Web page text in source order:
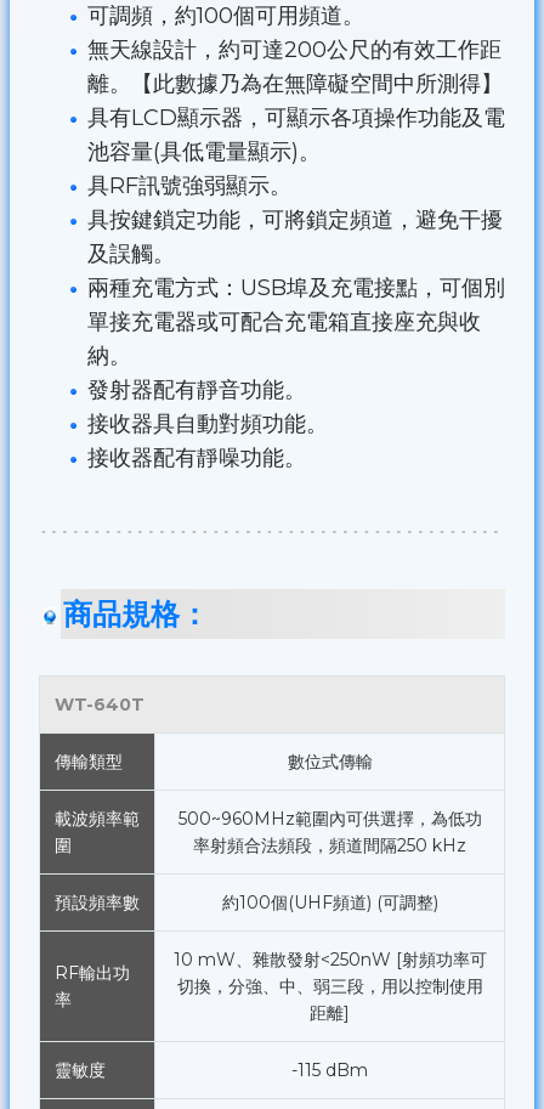
可調頻，約100個可用頻道。
無天線設計，約可達200公尺的有效工作距
離。【此數據乃為在無障礙空間中所測得】
具有LCD顯示器，可顯示各項操作功能及電
池容量(具低電量顯示)。
具RF訊號強弱顯示。
具按鍵鎖定功能，可將鎖定頻道，避免干擾
及誤觸。
兩種充電方式：USB埠及充電接點，可個別
單接充電器或可配合充電箱直接座充與收
納。
發射器配有靜音功能。
接收器具自動對頻功能。
接收器配有靜噪功能。
商品規格：
WT-640T
傳輸類型 數位式傳輸
載波頻率範
圍
500~960MHz範圍內可供選擇，為低功
率射頻合法頻段，頻道間隔250 kHz
預設頻率數 約100個(UHF頻道) (可調整)
RF輸出功
率
10 mW、雜散發射<250nW [射頻功率可
切換，分強、中、弱三段，用以控制使用
距離]
靈敏度 -115 dBm